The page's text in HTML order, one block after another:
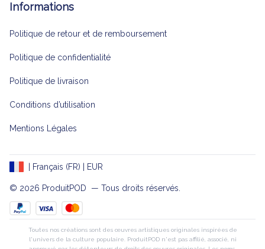
Informations
Politique de retour et de remboursement
Politique de confidentialité
Politique de livraison
Conditions d’utilisation
Mentions Légales
| Français (FR) | EUR
© 2026 ProduitPOD — Tous droits réservés.
Toutes nos créations sont des œuvres artistiques originales inspirées de
l'univers de la culture populaire. ProduitPOD n'est pas affilié, associé, ni